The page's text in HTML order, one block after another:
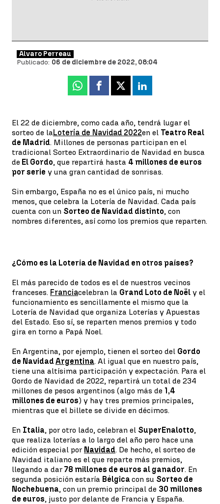
Álvaro Perreau
Publicado: 06 de diciembre de 2022, 08:04
Whatsapp
Facebook
X Linkedin
El 22 de diciembre, como cada año, tendrá lugar el
sorteo de laLotería de Navidad 2022en el Teatro Real
de Madrid. Millones de personas participan en el
tradicional Sorteo Extraordinario de Navidad en busca
de El Gordo, que repartirá hasta 4 millones de euros
por serie y una gran cantidad de sonrisas.
Sin embargo, España no es el único país, ni mucho
menos, que celebra la Lotería de Navidad. Cada país
cuenta con un Sorteo de Navidad distinto, con
nombres diferentes, así como los premios que reparten.
¿Cómo es la Lotería de Navidad en otros países?
El más parecido de todos es el de nuestros vecinos
franceses. Franciacelebran la Grand Loto de Noël y el
funcionamiento es sencillamente el mismo que la
Lotería de Navidad que organiza Loterías y Apuestas
del Estado. Eso sí, se reparten menos premios y todo
gira en torno a Papá Noel.
En Argentina, por ejemplo, tienen el sorteo del Gordo
de Navidad Argentina. Al igual que en nuestro país,
tiene una altísima participación y expectación. Para el
Gordo de Navidad de 2022, repartirá un total de 234
millones de pesos argentinos (algo más de 1,4
millones de euros) y hay tres premios principales,
mientras que el billete se divide en décimos.
En Italia, por otro lado, celebran el SuperEnalotto,
que realiza loterías a lo largo del año pero hace una
edición especial por Navidad. De hecho, el sorteo de
Navidad italiano es el que reparte más premios,
llegando a dar 78 millones de euros al ganador. En
segunda posición estaría Bélgica con su Sorteo de
Nochebuena, con un premio principal de 30 millones
de euros, justo por delante de Francia y España.